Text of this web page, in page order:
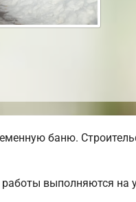
баню.
выполняются на